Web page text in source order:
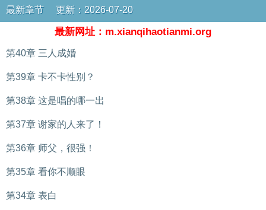
最新章节 更新：2026-07-20
最新网址：m.xianqihaotianmi.org
第40章 三人成婚
第39章 卡不卡性别？
第38章 这是唱的哪一出
第37章 谢家的人来了！
第36章 师父，很强！
第35章 看你不顺眼
第34章 表白